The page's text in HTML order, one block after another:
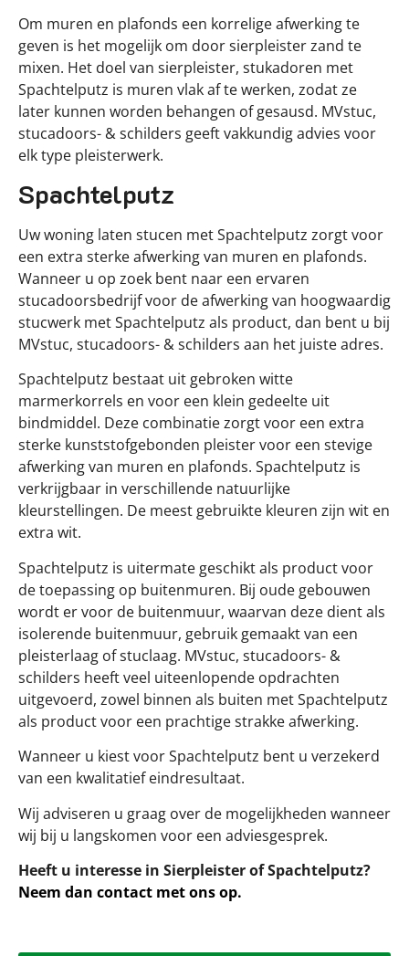
Om muren en plafonds een korrelige afwerking te
geven is het mogelijk om door sierpleister zand te
mixen. Het doel van sierpleister, stukadoren met
Spachtelputz is muren vlak af te werken, zodat ze
later kunnen worden behangen of gesausd. MVstuc,
stucadoors- & schilders geeft vakkundig advies voor
elk type pleisterwerk.
Spachtelputz
Uw woning laten stucen met Spachtelputz zorgt voor
een extra sterke afwerking van muren en plafonds.
Wanneer u op zoek bent naar een ervaren
stucadoorsbedrijf voor de afwerking van hoogwaardig
stucwerk met Spachtelputz als product, dan bent u bij
MVstuc, stucadoors- & schilders aan het juiste adres.
Spachtelputz bestaat uit gebroken witte
marmerkorrels en voor een klein gedeelte uit
bindmiddel. Deze combinatie zorgt voor een extra
sterke kunststofgebonden pleister voor een stevige
afwerking van muren en plafonds. Spachtelputz is
verkrijgbaar in verschillende natuurlijke
kleurstellingen. De meest gebruikte kleuren zijn wit en
extra wit.
Spachtelputz is uitermate geschikt als product voor
de toepassing op buitenmuren. Bij oude gebouwen
wordt er voor de buitenmuur, waarvan deze dient als
isolerende buitenmuur, gebruik gemaakt van een
pleisterlaag of stuclaag. MVstuc, stucadoors- &
schilders heeft veel uiteenlopende opdrachten
uitgevoerd, zowel binnen als buiten met Spachtelputz
als product voor een prachtige strakke afwerking.
Wanneer u kiest voor Spachtelputz bent u verzekerd
van een kwalitatief eindresultaat.
Wij adviseren u graag over de mogelijkheden wanneer
wij bij u langskomen voor een adviesgesprek.
Heeft u interesse in Sierpleister of Spachtelputz?
Neem dan contact met ons op.